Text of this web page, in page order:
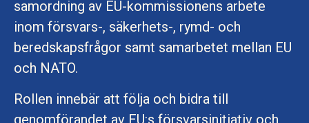
samordning av EU-kommissionens arbete
inom försvars-, säkerhets-, rymd- och
beredskapsfrågor samt samarbetet mellan EU
och NATO.
Rollen innebär att följa och bidra till
genomförandet av EU:s försvarsinitiativ och